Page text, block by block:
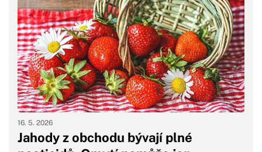
Jahody z obchodu bývají plné
16. 5. 2026